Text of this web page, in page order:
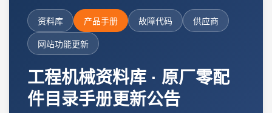
资料库 产品手册 故障代码 供应商
网站功能更新
工程机械资料库 · 原厂零配
件目录手册更新公告